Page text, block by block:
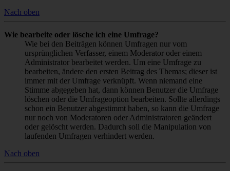
Nach oben
Wie bearbeite oder lösche ich eine Umfrage?
Wie bei den Beiträgen können Umfragen nur vom
ursprünglichen Verfasser, einem Moderator oder einem
Administrator bearbeitet werden. Um eine Umfrage zu
bearbeiten, ändere den ersten Beitrag des Themas; dieser ist
immer mit der Umfrage verknüpft. Wenn niemand eine
Stimme abgegeben hat, dann können Benutzer die Umfrage
löschen oder die Umfrageoption bearbeiten. Sollte allerdings
schon ein Benutzer abgestimmt haben, so kann die Umfrage
nur noch von Moderatoren oder Administratoren geändert
oder gelöscht werden. Dadurch soll die Manipulation von
laufenden Umfragen verhindert werden.
Nach oben